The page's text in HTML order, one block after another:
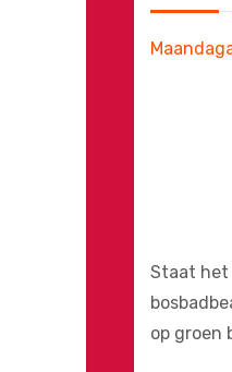
Staat het
op groen